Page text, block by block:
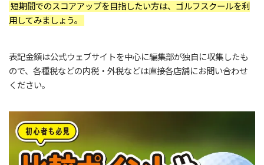
短期間でのスコアアップを目指したい方は、ゴルフスクールを利
用してみましょう。
表記金額は公式ウェブサイトを中心に編集部が独自に収集したも
ので、各種税などの内税・外税などは直接各店舗にお問い合わせ
ください。